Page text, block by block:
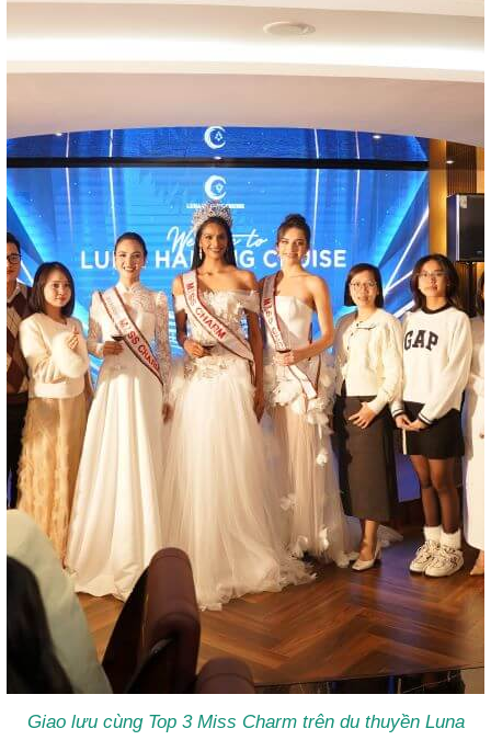
Giao lưu cùng Top 3 Miss Charm trên du thuyền Luna